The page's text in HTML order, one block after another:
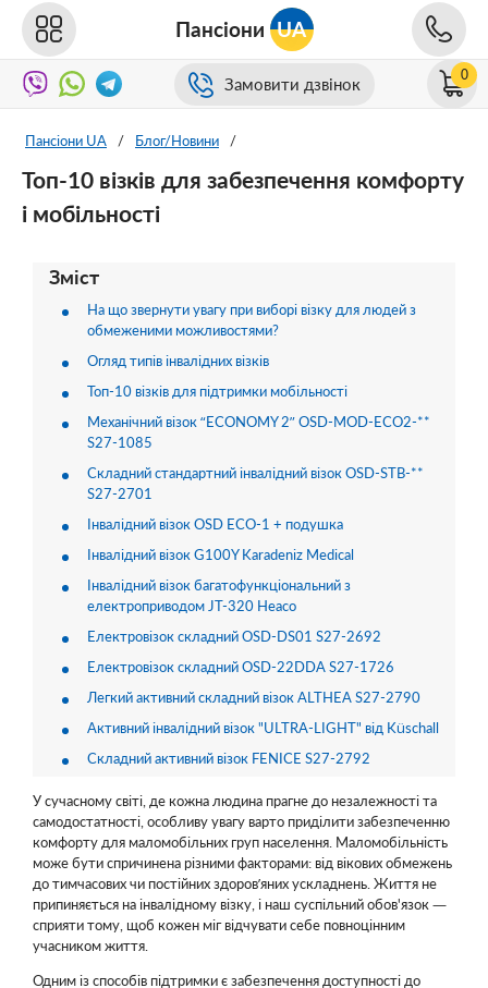
Пансіони UA
Замовити дзвінок 0
Пансіони UA / Блог/Новини /
Топ-10 візків для забезпечення комфорту
і мобільності
Зміст
На що звернути увагу при виборі візку для людей з
обмеженими можливостями?
Огляд типів інвалідних візків
Топ-10 візків для підтримки мобільності
Механічний візок “ECONOMY 2” OSD-MOD-ECO2-**
S27-1085
Складний стандартний інвалідний візок OSD-STB-**
S27-2701
Інвалідний візок OSD ECO-1 + подушка
Інвалідний візок G100Y Karadeniz Medical
Інвалідний візок багатофункціональний з
електроприводом JT-320 Heaco
Електровізок складний OSD-DS01 S27-2692
Електровізок складний OSD-22DDA S27-1726
Легкий активний складний візок ALTHEA S27-2790
Активний інвалідний візок "ULTRA-LIGHT" від Küschall
Складний активний візок FENICE S27-2792
У сучасному світі, де кожна людина прагне до незалежності та
самодостатності, особливу увагу варто приділити забезпеченню
комфорту для маломобільних груп населення. Маломобільність
може бути спричинена різними факторами: від вікових обмежень
до тимчасових чи постійних здоров’яних ускладнень. Життя не
припиняється на інвалідному візку, і наш суспільний обов'язок —
сприяти тому, щоб кожен міг відчувати себе повноцінним
учасником життя.
Одним із способів підтримки є забезпечення доступності до